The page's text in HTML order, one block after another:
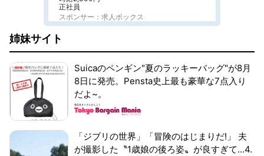
正社員
スポンサー：求人ボックス
姉妹サイト
Suicaのペンギン"夏のラッキーバッグ"が8月
8日に発売。Pensta史上最も豪華な7点入り
だよ~。
「ジブリの世界」「冒険のはじまりだ!」 夫
が撮影した〝1歳娘の後ろ姿〟が良すぎて...4.